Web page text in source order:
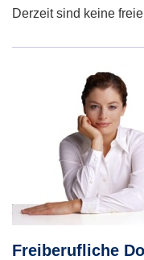
Derzeit sind keine
Freiberufliche